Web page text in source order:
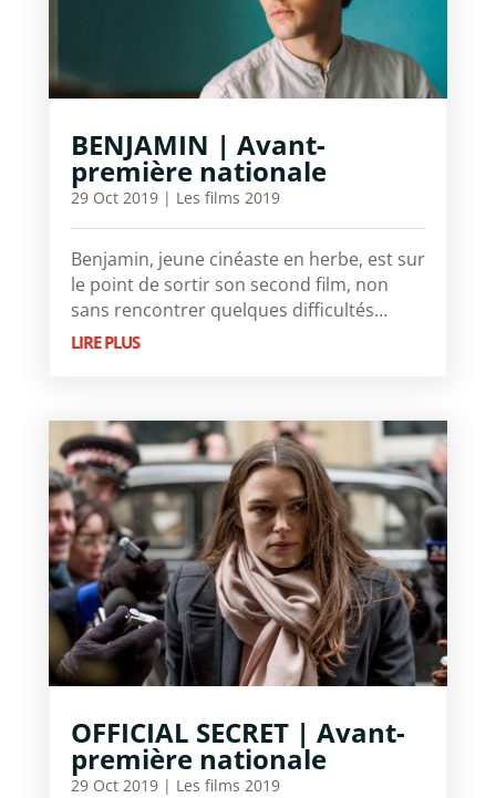
BENJAMIN | Avant-
première nationale
29 Oct 2019| Les films 2019
Benjamin, jeune cinéaste en herbe, est sur
le point de sortir son second film, non
sans rencontrer quelques difficultés…
LIRE PLUS
OFFICIAL SECRET | Avant-
première nationale
29 Oct 2019| Les films 2019